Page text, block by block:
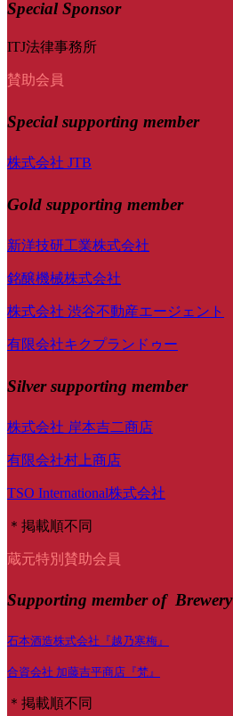
Special Sponsor
ITJ法律事務所
賛助会員
Specialsupporting member
株式会社 JTB
Gold supporting member
新洋技研工業株式会社
銘醸機械株式会社
株式会社 渋谷不動産エージェント
有限会社キクプランドゥー
Silver supporting member
株式会社 岸本吉二商店
有限会社村上商店
TSO International株式会社
＊掲載順不同
蔵元特別賛助会員
Supporting member of Brewery
石本酒造株式会社『越乃寒梅』
合資会社 加藤吉平商店『梵』
＊掲載順不同